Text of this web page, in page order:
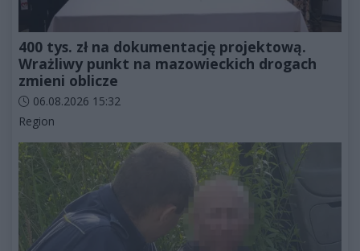
400 tys. zł na dokumentację projektową.
Wrażliwy punkt na mazowieckich drogach
zmieni oblicze
Data dodania artykułu:
06.08.2026 15:32
Kategorie artykułu:
Region